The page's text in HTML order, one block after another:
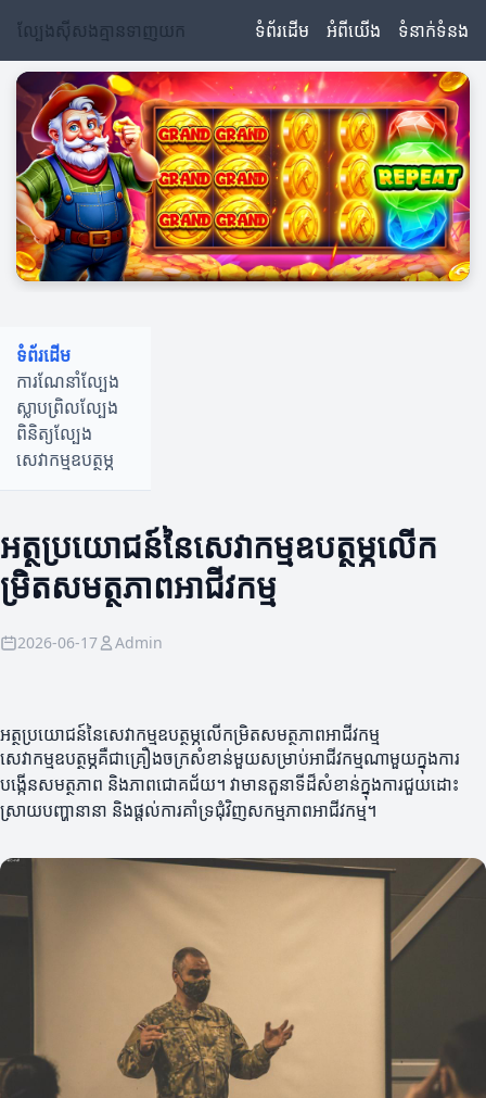
ល្បែងស៊ីសងគ្មានទាញយក ទំព័រដើម អំពីយើង ទំនាក់ទំនង
ទំព័រដើម
ការណែនាំល្បែង
ស្លាបព្រិលល្បែង
ពិនិត្យល្បែង
សេវាកម្មឧបត្ថម្ភ
អត្ថប្រយោជន៍នៃសេវាកម្មឧបត្ថម្ភលើក
ម្រិតសមត្ថភាពអាជីវកម្ម
2026-06-17 Admin
អត្ថប្រយោជន៍នៃសេវាកម្មឧបត្ថម្ភលើកម្រិតសមត្ថភាពអាជីវកម្ម
សេវាកម្មឧបត្ថម្ភគឺជាគ្រឿងចក្រ​សំខាន់មួយសម្រាប់អាជីវកម្មណាមួយក្នុងការ
បង្កើនសមត្ថភាព និងភាពជោគជ័យ។ វាមានតួនាទីដ៏សំខាន់ក្នុងការជួយដោះ
ស្រាយបញ្ហានានា និងផ្តល់ការគាំទ្រជុំវិញសកម្មភាពអាជីវកម្ម។